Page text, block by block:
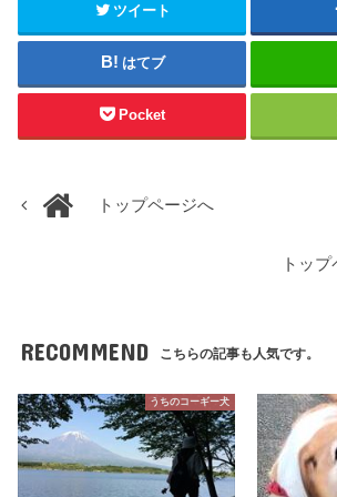
ツイート
はてブ
Pocket
トップページへ
トッ
RECOMMEND こちらの記事も人気です。
うちのコーギー犬